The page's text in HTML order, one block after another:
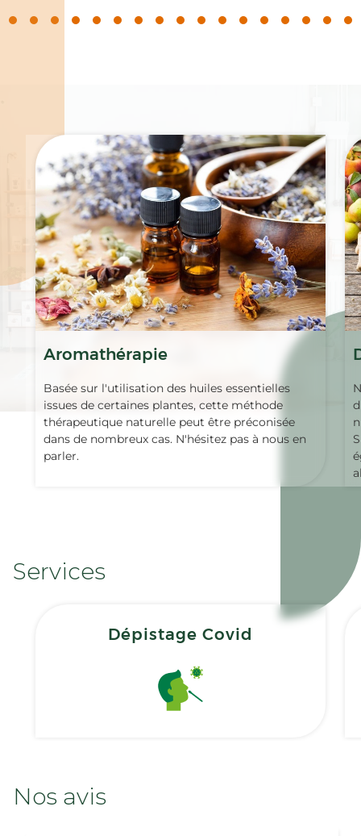
Aromathérapie
Basée sur l'utilisation des huiles essentielles
issues de certaines plantes, cette méthode
thérapeutique naturelle peut être préconisée
dans de nombreux cas. N'hésitez pas à nous en
parler.
Services
Dépistage Covid
Nos avis